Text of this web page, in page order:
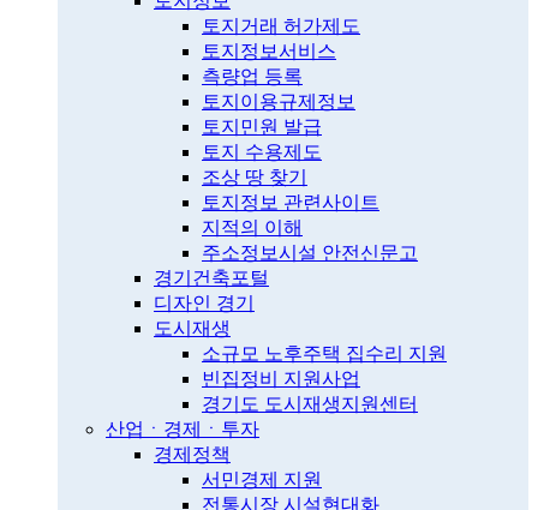
토지거래 허가제도
토지정보서비스
측량업 등록
토지이용규제정보
토지민원 발급
토지 수용제도
조상 땅 찾기
토지정보 관련사이트
지적의 이해
주소정보시설 안전신문고
경기건축포털
디자인 경기
도시재생
소규모 노후주택 집수리 지원
빈집정비 지원사업
경기도 도시재생지원센터
산업ㆍ경제ㆍ투자
경제정책
서민경제 지원
전통시장 시설현대화